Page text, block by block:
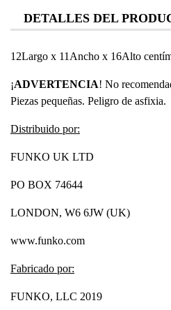
DETALLES DEL
12Largo x 11Ancho x 16Alto
¡ADVERTENCIA! No
Piezas pequeñas. Peligro de asfixia.
Distribuido por:
FUNKO UK LTD
PO BOX 74644
LONDON, W6 6JW (UK)
www.funko.com
Fabricado por:
FUNKO, LLC 2019